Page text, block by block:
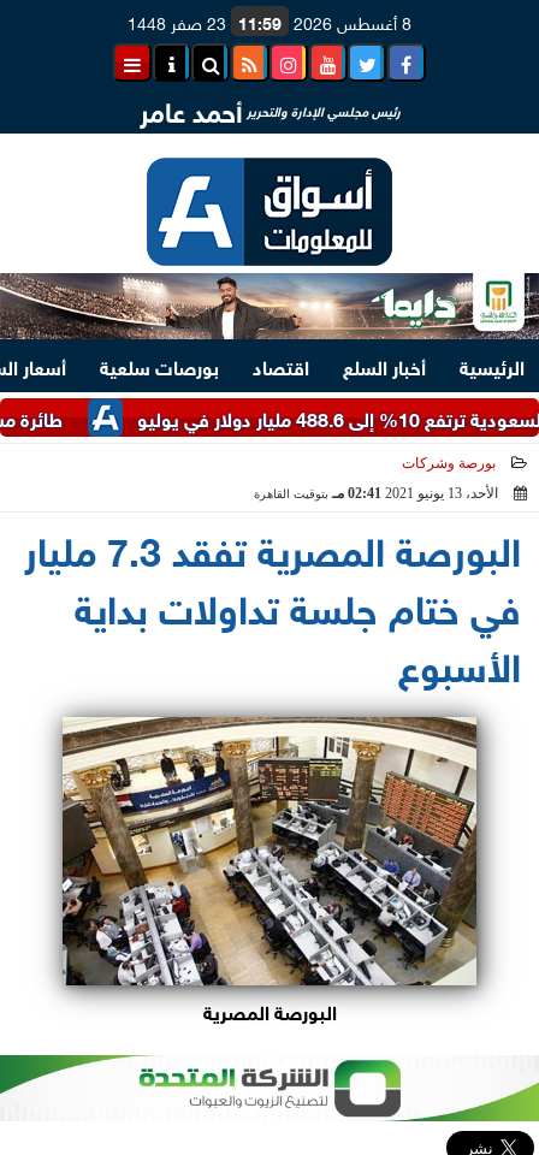
8 أغسطس 2026 11:59 23 صفر 1448
رئيس مجلسي الإدارة والتحرير أحمد عامر
الرئيسية أخبار السلع اقتصاد بورصات سلعية
أسعار
طائرة مسيرة
يوليو
بورصة وشركات
الأحد، 13 يونيو 2021
02:41 مـ بتوقيت القاهرة
البورصة المصرية تفقد 7.3 مليار
في ختام جلسة تداولات بداية
الأسبوع
البورصة المصرية